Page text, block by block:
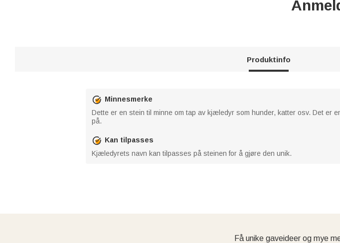
Produktinfo
Minnesmerke
Dette er en stein til minne om tap av kjæledyr som hunder, katter osv. Det er
på.
Kan tilpasses
Kjæledyrets navn kan tilpasses på steinen for å gjøre den unik.
Få unike gaveideer og mye